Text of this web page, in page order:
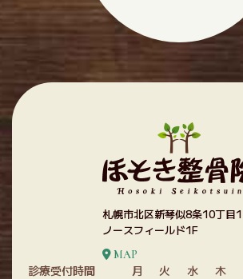
札幌市北区新琴似8条10丁目
ノースフィールド1F
MAP
診療受付時間 月 火 水 木